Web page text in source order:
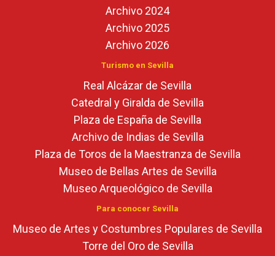
Archivo 2024
Archivo 2025
Archivo 2026
Turismo en Sevilla
Real Alcázar de Sevilla
Catedral y Giralda de Sevilla
Plaza de España de Sevilla
Archivo de Indias de Sevilla
Plaza de Toros de la Maestranza de Sevilla
Museo de Bellas Artes de Sevilla
Museo Arqueológico de Sevilla
Para conocer Sevilla
Museo de Artes y Costumbres Populares de Sevilla
Torre del Oro de Sevilla